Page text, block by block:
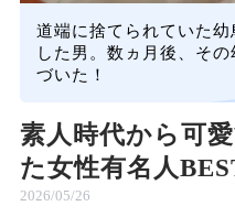
道端に捨てられていた
した男。数ヵ月後、そ
づいた！
素人時代から可
た女性有名人
2026/05/26